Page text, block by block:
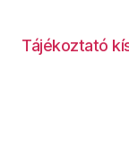
Tájékoztató